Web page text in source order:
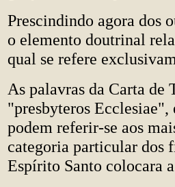
Prescindindo agora dos
o elemento doutrinal
qual se refere
As palavras da Carta de
"presbyteros Ecclesiae",
podem referir-se aos
categoria particular dos
Espírito Santo colocara